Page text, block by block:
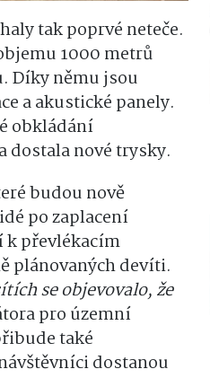
tak poprvé neteče.
1000 metrů
Díky němu jsou
a akustické panely.
obkládání
dostala nové trysky.
budou nově
po zaplacení
převlékacím
plánovaných devíti.
se objevovalo, že
pro územní
také
dostanou